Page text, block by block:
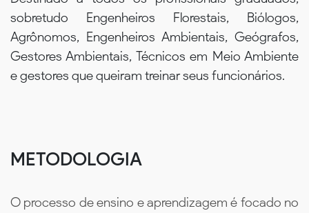
sobretudo Engenheiros Florestais, Biólogos,
Agrônomos, Engenheiros Ambientais, Geógrafos,
Gestores Ambientais, Técnicos em Meio Ambiente
e gestores que queiram treinar seus funcionários.
METODOLOGIA
O processo de ensino e aprendizagem é focado no